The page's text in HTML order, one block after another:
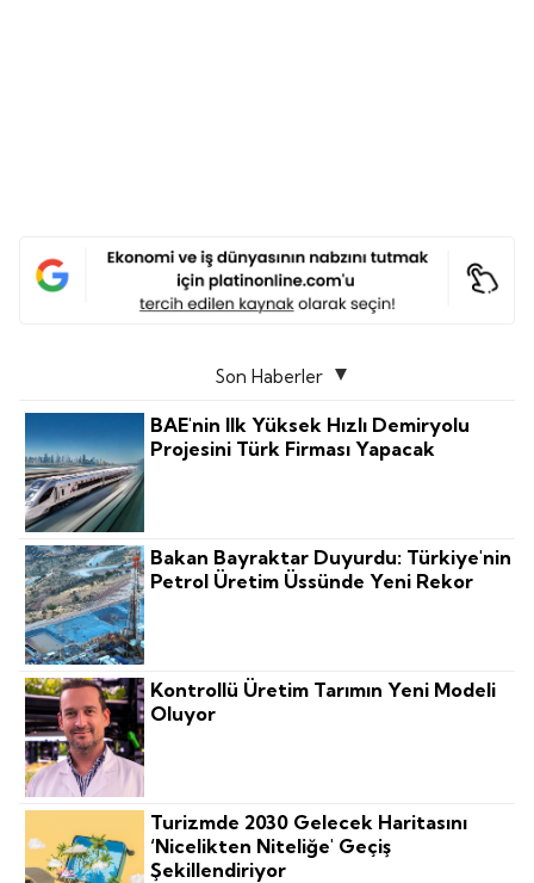
Son Haberler
BAE'nin Ilk Yüksek Hızlı Demiryolu
Projesini Türk Firması Yapacak
Bakan Bayraktar Duyurdu: Türkiye'nin
Petrol Üretim Üssünde Yeni Rekor
Kontrollü Üretim Tarımın Yeni Modeli
Oluyor
Turizmde 2030 Gelecek Haritasını
‘nicelikten Niteliğe' Geçiş
Şekillendiriyor